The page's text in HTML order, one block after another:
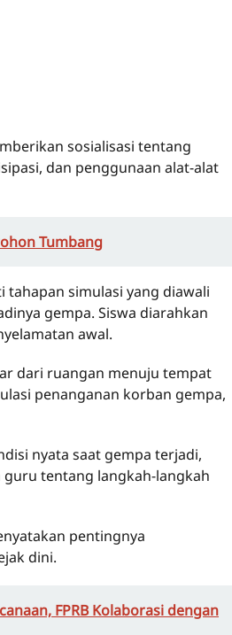
sosialisasi tentang
dan penggunaan alat-alat
Tumbang
simulasi yang diawali
gempa. Siswa diarahkan
awal.
dari ruangan menuju tempat
penanganan korban gempa,
nyata saat gempa terjadi,
tentang langkah-langkah
pentingnya
dini.
FPRB Kolaborasi dengan